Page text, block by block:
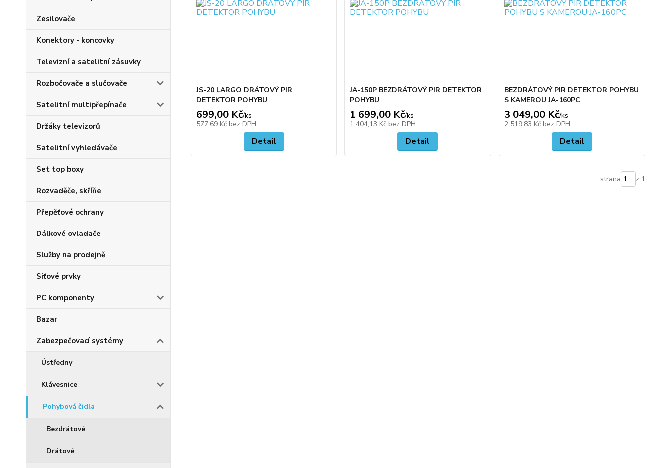
Zesilovače
Konektory - koncovky
Televizní a satelitní zásuvky
Rozbočovače a slučovače
Satelitní multipřepínače
Držáky televizorů
Satelitní vyhledávače
Set top boxy
Rozvaděče, skříňe
Přepěťové ochrany
Dálkové ovladače
Služby na prodejně
Síťové prvky
PC komponenty
Bazar
Zabezpečovací systémy
Ústředny
Klávesnice
Pohybová čidla
Bezdrátové
Drátové
JS-20 LARGO DRÁTOVÝ PIR
DETEKTOR POHYBU
699,00 Kč/ks
577,69 Kč bez DPH
Detail
JA-150P BEZDRÁTOVÝ PIR DETEKTOR
POHYBU
1 699,00 Kč/ks
1 404,13 Kč bez DPH
Detail
BEZDRÁTOVÝ PIR DETEKTOR POHYBU
S KAMEROU JA-160PC
3 049,00 Kč/ks
2 519,83 Kč bez DPH
Detail
strana z 1